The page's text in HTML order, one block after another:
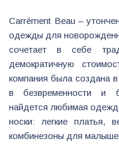
Carrément Beau –
одежды для
сочетает в себе
демократичную
компания была создана
в безвременности и
найдется любимая
носки: легкие платья,
комбинезоны для